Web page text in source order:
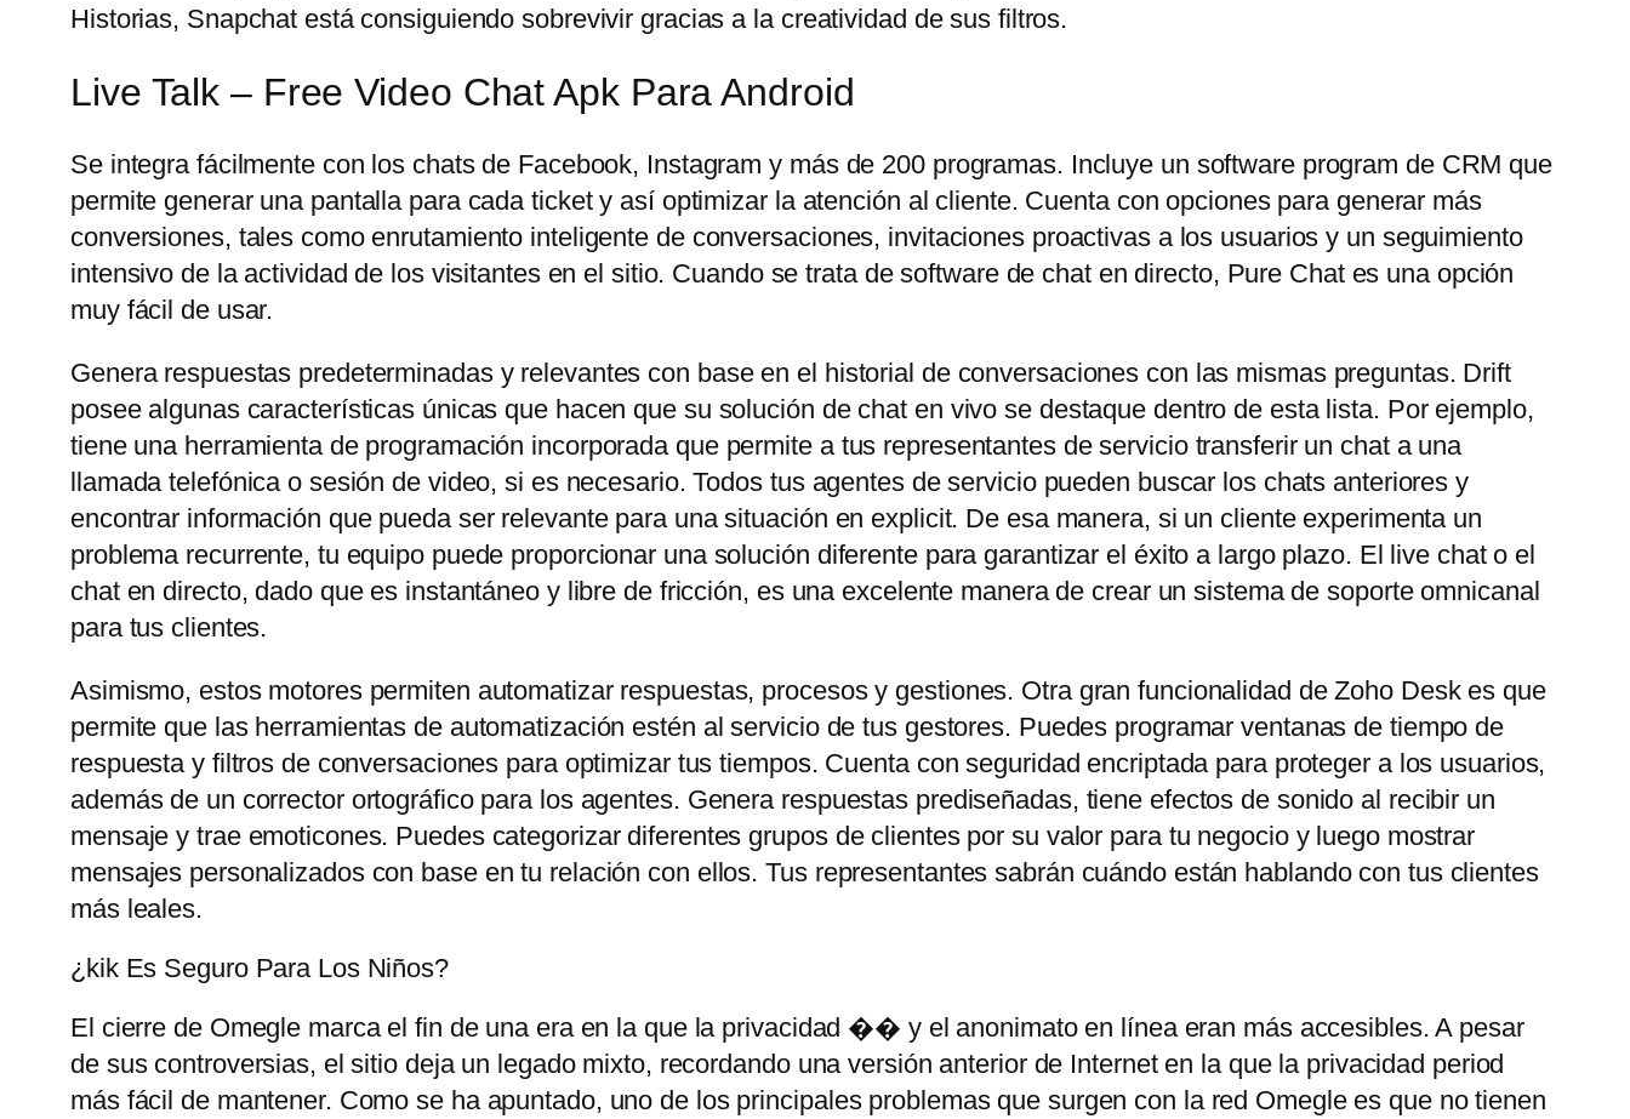
Historias, Snapchat está consiguiendo sobrevivir gracias a la creatividad de sus filtros.
Live Talk – Free Video Chat Apk Para Android
Se integra fácilmente con los chats de Facebook, Instagram y más de 200 programas. Incluye un software program de CRM que
permite generar una pantalla para cada ticket y así optimizar la atención al cliente. Cuenta con opciones para generar más
conversiones, tales como enrutamiento inteligente de conversaciones, invitaciones proactivas a los usuarios y un seguimiento
intensivo de la actividad de los visitantes en el sitio. Cuando se trata de software de chat en directo, Pure Chat es una opción
muy fácil de usar.
Genera respuestas predeterminadas y relevantes con base en el historial de conversaciones con las mismas preguntas. Drift
posee algunas características únicas que hacen que su solución de chat en vivo se destaque dentro de esta lista. Por ejemplo,
tiene una herramienta de programación incorporada que permite a tus representantes de servicio transferir un chat a una
llamada telefónica o sesión de video, si es necesario. Todos tus agentes de servicio pueden buscar los chats anteriores y
encontrar información que pueda ser relevante para una situación en explicit. De esa manera, si un cliente experimenta un
problema recurrente, tu equipo puede proporcionar una solución diferente para garantizar el éxito a largo plazo. El live chat o el
chat en directo, dado que es instantáneo y libre de fricción, es una excelente manera de crear un sistema de soporte omnicanal
para tus clientes.
Asimismo, estos motores permiten automatizar respuestas, procesos y gestiones. Otra gran funcionalidad de Zoho Desk es que
permite que las herramientas de automatización estén al servicio de tus gestores. Puedes programar ventanas de tiempo de
respuesta y filtros de conversaciones para optimizar tus tiempos. Cuenta con seguridad encriptada para proteger a los usuarios,
además de un corrector ortográfico para los agentes. Genera respuestas prediseñadas, tiene efectos de sonido al recibir un
mensaje y trae emoticones. Puedes categorizar diferentes grupos de clientes por su valor para tu negocio y luego mostrar
mensajes personalizados con base ​​en tu relación con ellos. Tus representantes sabrán cuándo están hablando con tus clientes
más leales.
¿kik Es Seguro Para Los Niños?
El cierre de Omegle marca el fin de una era en la que la privacidad �� y el anonimato en línea eran más accesibles. A pesar
de sus controversias, el sitio deja un legado mixto, recordando una versión anterior de Internet en la que la privacidad period
más fácil de mantener. Como se ha apuntado, uno de los principales problemas que surgen con la red Omegle es que no tienen